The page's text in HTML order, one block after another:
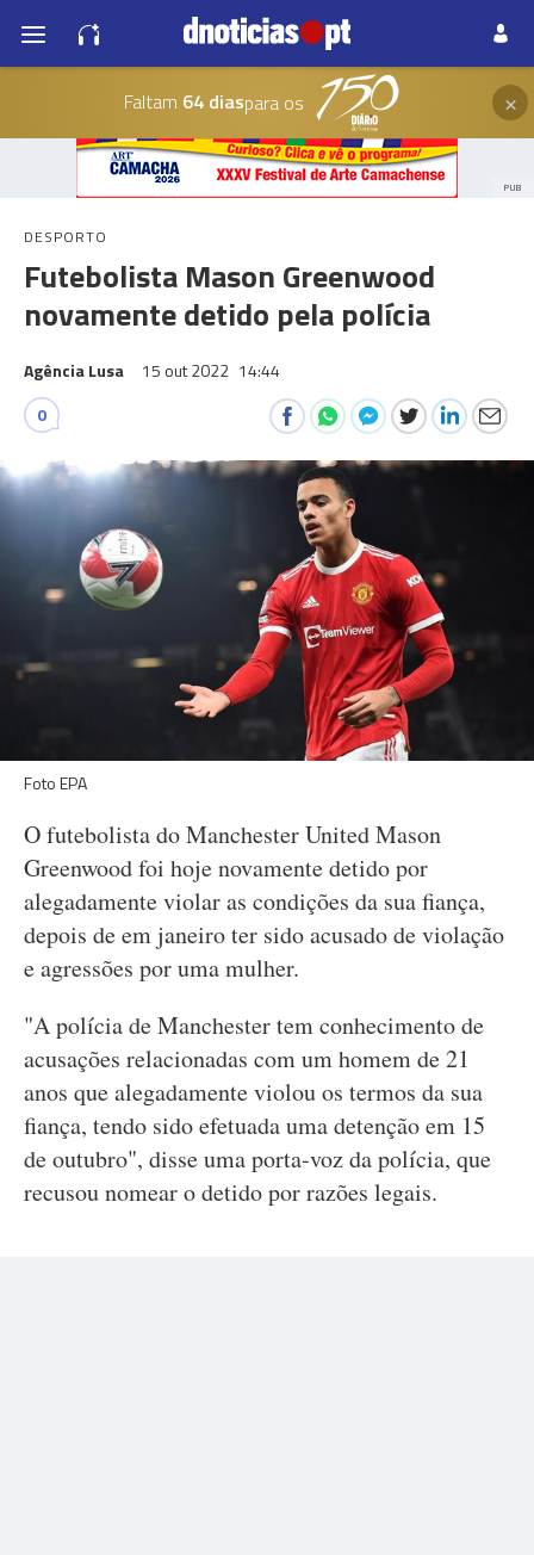
Faltam 64 diaspara os ×
PUB
DESPORTO
Futebolista Mason Greenwood
novamente detido pela polícia
Agência Lusa 15 out 2022 14:44
0
Foto EPA
O futebolista do Manchester United Mason
Greenwood foi hoje novamente detido por
alegadamente violar as condições da sua fiança,
depois de em janeiro ter sido acusado de violação
e agressões por uma mulher.
"A polícia de Manchester tem conhecimento de
acusações relacionadas com um homem de 21
anos que alegadamente violou os termos da sua
fiança, tendo sido efetuada uma detenção em 15
de outubro", disse uma porta-voz da polícia, que
recusou nomear o detido por razões legais.